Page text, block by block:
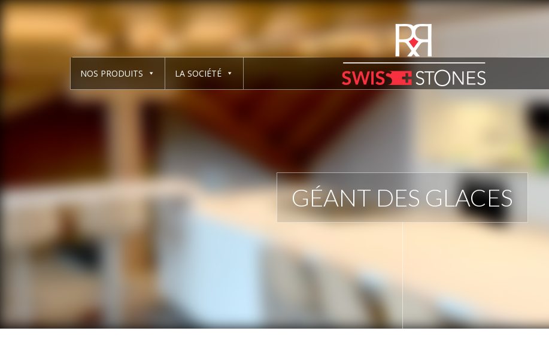
NOS PRODUITS LA SOCIÉTÉ
GÉANT DES GLACES